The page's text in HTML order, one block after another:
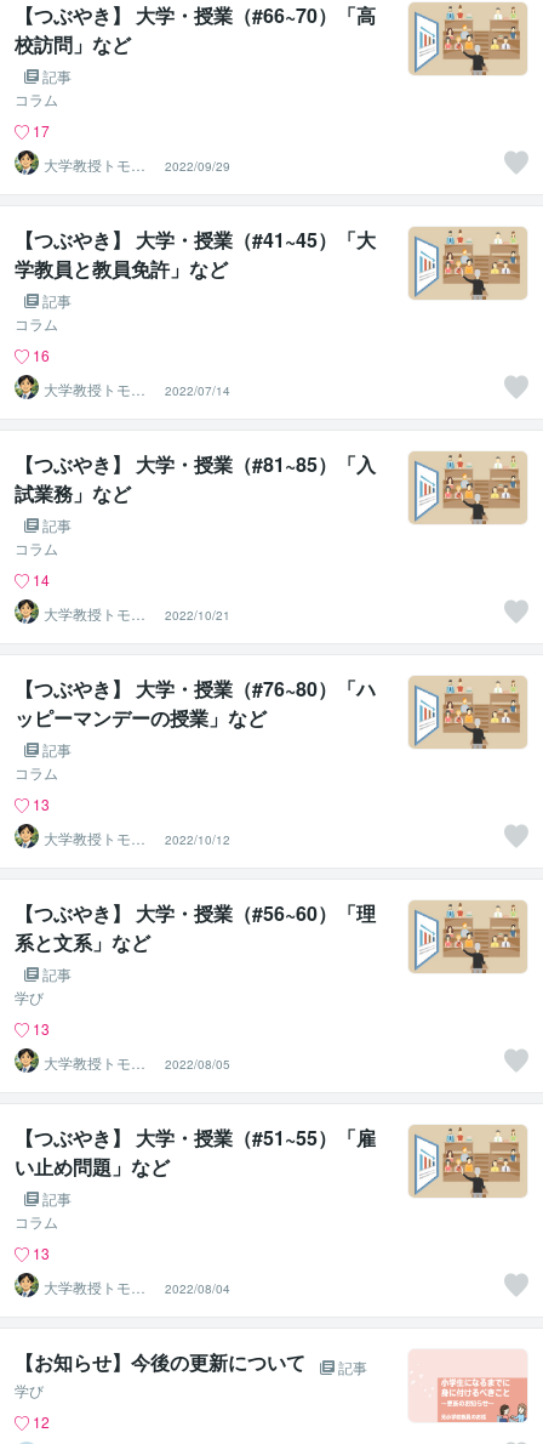
【つぶやき】 大学・授業（#66~70）「高
校訪問」など
記事
コラム
17
大学教授トモ｜
元東大教員
2022/09/29
【つぶやき】 大学・授業（#41~45）「大
学教員と教員免許」など
記事
コラム
16
大学教授トモ｜
元東大教員
2022/07/14
【つぶやき】 大学・授業（#81~85）「入
試業務」など
記事
コラム
14
大学教授トモ｜
元東大教員
2022/10/21
【つぶやき】 大学・授業（#76~80）「ハ
ッピーマンデーの授業」など
記事
コラム
13
大学教授トモ｜
元東大教員
2022/10/12
【つぶやき】 大学・授業（#56~60）「理
系と文系」など
記事
学び
13
大学教授トモ｜
元東大教員
2022/08/05
【つぶやき】 大学・授業（#51~55）「雇
い止め問題」など
記事
コラム
13
大学教授トモ｜
元東大教員
2022/08/04
【お知らせ】今後の更新について
記事
学び
12